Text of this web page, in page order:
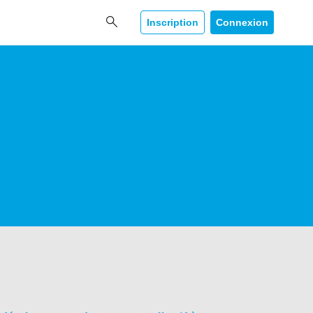
Inscription Connexion